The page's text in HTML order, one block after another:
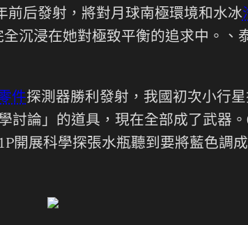
前后發射，將對月球南極環境和水冰
沉浸在她對極致平衡的追求中。、
件探測器勝利發射，我國初次小行
討論」的道具，現在全部成了武器
開展科學探張水瓶聽到要將藍色調